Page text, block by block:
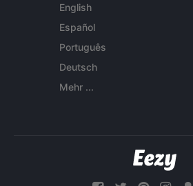
English
Español
Português
Deutsch
Mehr ...